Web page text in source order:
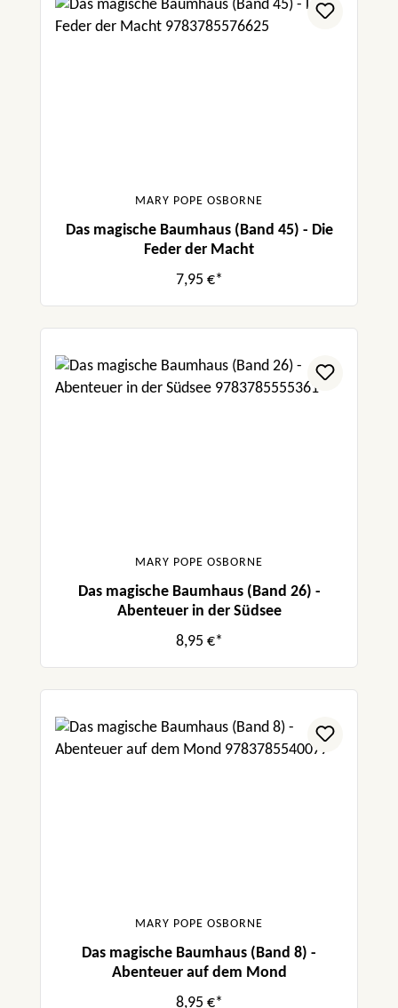
MARY POPE OSBORNE
Das magische Baumhaus (Band 45) - Die
Feder der Macht
7,95 €*
MARY POPE OSBORNE
Das magische Baumhaus (Band 26) -
Abenteuer in der Südsee
8,95 €*
MARY POPE OSBORNE
Das magische Baumhaus (Band 8) -
Abenteuer auf dem Mond
8,95 €*